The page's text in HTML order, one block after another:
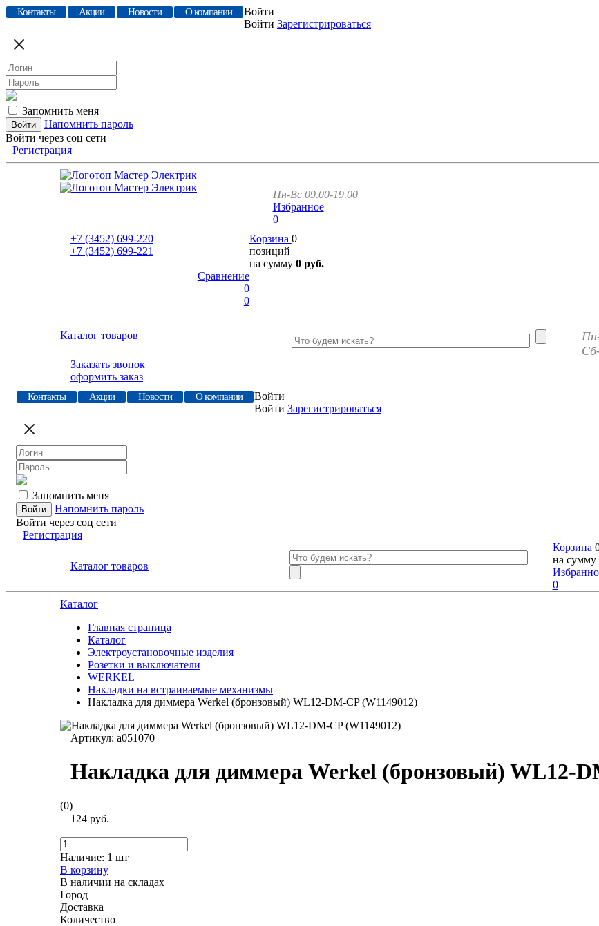
Контакты Акции Новости О компании
Войти
Войти Зарегистрироваться
Запомнить меня
Напомнить пароль
Войти через соц сети
Регистрация
Пн-Вс 09.00-19.00
Избранное
0
+7 (3452) 699-220
+7 (3452) 699-221
Корзина 0
позиций
на сумму 0 руб.
Сравнение
0
0
Каталог товаров
Заказать звонок
оформить заказ
Контакты Акции Новости О компании
Войти
Войти Зарегистрироваться
Запомнить меня
Напомнить пароль
Войти через соц сети
Регистрация
Каталог товаров
Корзина
на сумму
0
Каталог
Главная страница
Каталог
Электроустановочные изделия
Розетки и выключатели
WERKEL
Накладки на встраиваемые механизмы
Накладка для диммера Werkel (бронзовый) WL12-DM-CP (W1149012)
Артикул: a051070
Накладка для диммера Werkel (бронзовый) WL12-
(0)
124 руб.
Наличие: 1 шт
В корзину
В наличии на складах
Город
Доставка
Количество